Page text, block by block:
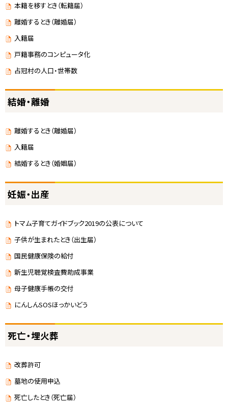
本籍を移すとき（転籍届）
離婚するとき（離婚届）
入籍届
戸籍事務のコンピュータ化
占冠村の人口・世帯数
結婚・離婚
離婚するとき（離婚届）
入籍届
結婚するとき（婚姻届）
妊娠・出産
トマム子育てガイドブック2019の公表について
子供が生まれたとき（出生届）
国民健康保険の給付
新生児聴覚検査費助成事業
母子健康手帳の交付
にんしんSOSほっかいどう
死亡・埋火葬
改葬許可
墓地の使用申込
死亡したとき（死亡届）